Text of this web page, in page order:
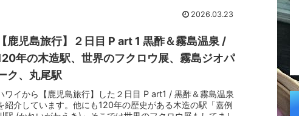
2026.03.23
鹿児島旅行】２日目 P art 1 黒酢＆霧島温泉 /
年の木造駅、世界のフクロウ展、霧島ジオパ
ク、丸尾駅
ワイから【鹿児島旅行】した２日目 P art1 / 黒酢＆霧島温泉
紹介しています。他にも120年の歴史がある木造の駅「嘉例